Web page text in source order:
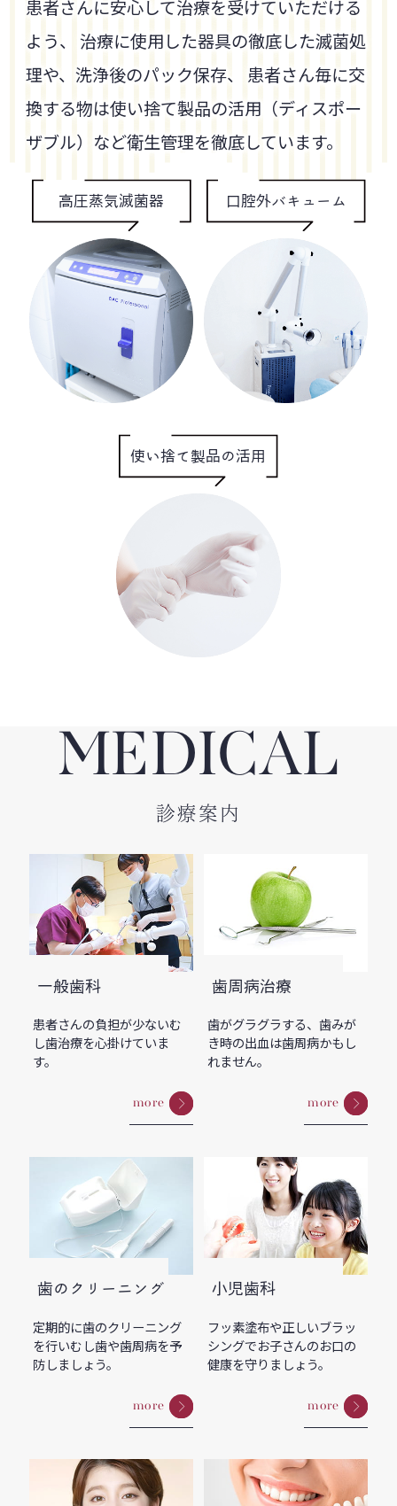
患者さんに安心して治療を受けていただける
よう、
治療に使用した器具の徹底した滅菌処
理や、洗浄後のパック保存、
患者さん毎に交
換する物は使い捨て製品の活用（ディスポー
ザブル）など衛生管理を徹底しています。
高圧蒸気滅菌器 口腔外バキューム
使い捨て製品の活用
MEDICAL
診療案内
一般歯科
患者さんの負担が少ないむ
し歯治療を心掛けていま
す。
more
歯周病治療
歯がグラグラする、歯みが
き時の出血は歯周病かもし
れません。
more
歯のクリーニング
定期的に歯のクリーニング
を行いむし歯や歯周病を予
防しましょう。
more
小児歯科
フッ素塗布や正しいブラッ
シングでお子さんのお口の
健康を守りましょう。
more